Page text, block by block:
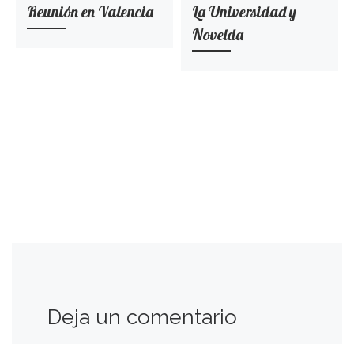
Reunión en Valencia
La Universidad y
Novelda
Deja un comentario